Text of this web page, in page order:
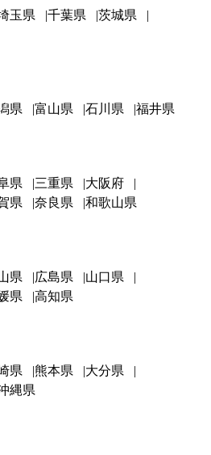
玉県 千葉県
茨城県
県 富山県 石川県 福井県
県 三重県
大阪府
県 奈良県 和歌山県
県 広島県
山口県
県 高知県
県 熊本県
大分県
縄県